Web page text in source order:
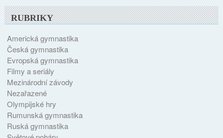
RUBRIKY
Americká gymnastika
Česká gymnastika
Evropská gymnastika
Filmy a seriály
Mezinárodní závody
Nezařazené
Olympijské hry
Rumunská gymnastika
Ruská gymnastika